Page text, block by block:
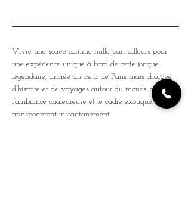
Vivre une soirée comme nulle part ailleurs pour
une expérience unique à bord de cette jonque
légendaire, ancrée au cœur de Paris mais chargée
d’histoire et de voyages autour du monde où
l’ambiance chaleureuse et le cadre exotique vous
transporteront instantanément.